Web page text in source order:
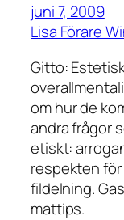
juni 7, 2009
Lisa Förare
Gitto:
om hur de
andra frågor
etiskt:
respekten
fildelning.
mattips.